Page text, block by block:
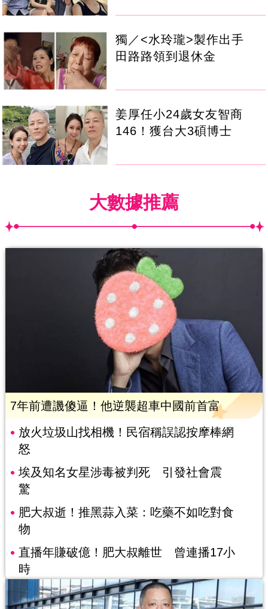
獨／<水玲瓏>製作出手
田路路領到退休金
姜厚任小24歲女友智商
146！獲台大3碩博士
大數據推薦
7年前遭譏傻逼！他逆襲超車中國前首富
放火垃圾山找相機！民宿稱誤認按摩棒網
怒
埃及知名女星涉毒被判死 引發社會震
驚
肥大叔逝！推黑蒜入菜：吃藥不如吃對食
物
直播年賺破億！肥大叔離世 曾連播17小
時